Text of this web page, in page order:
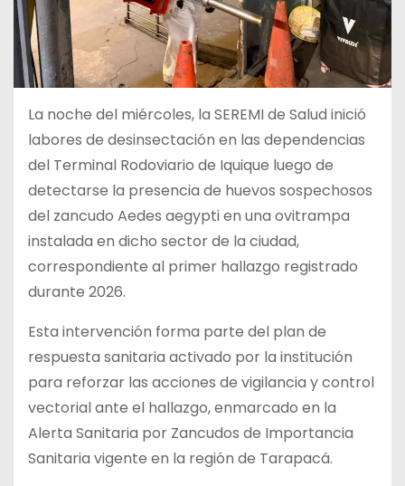
La noche del miércoles, la SEREMI de Salud inició
labores de desinsectación en las dependencias
del Terminal Rodoviario de Iquique luego de
detectarse la presencia de huevos sospechosos
del zancudo Aedes aegypti en una ovitrampa
instalada en dicho sector de la ciudad,
correspondiente al primer hallazgo registrado
durante 2026.
Esta intervención forma parte del plan de
respuesta sanitaria activado por la institución
para reforzar las acciones de vigilancia y control
vectorial ante el hallazgo, enmarcado en la
Alerta Sanitaria por Zancudos de Importancia
Sanitaria vigente en la región de Tarapacá.